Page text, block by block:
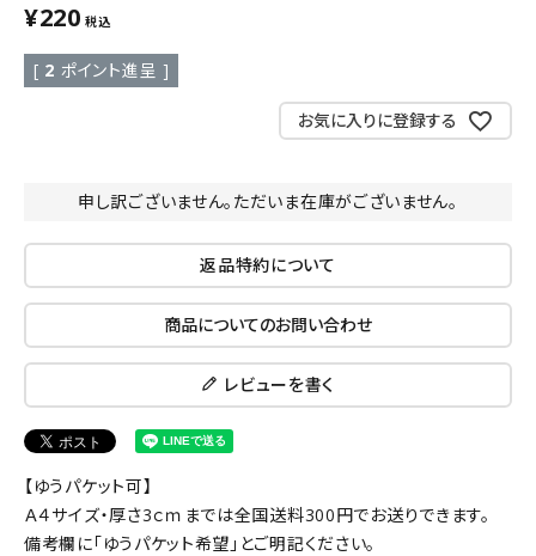
¥220 税込
[ 2 ポイント進呈 ]
お気に入りに登録する
申し訳ございません。ただいま在庫がございません。
返品特約について
商品についてのお問い合わせ
レビューを書く
【ゆうパケット可】
Ａ４サイズ・厚さ3ｃｍまでは全国送料300円でお送りできます。
備考欄に「ゆうパケット希望」とご明記ください。